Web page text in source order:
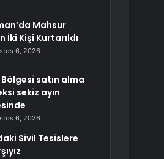
Mahsur
İki Kişi Kurtarıldı
6, 2026
Bölgesi satın alma
sekiz ayın
6, 2026
Sivil Tesislere